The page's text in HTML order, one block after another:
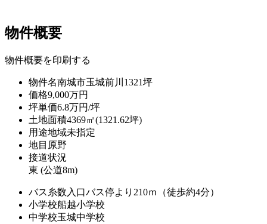
物件概要
物件概要を印刷する
物件名南城市玉城前川1321坪
価格9,000万円
坪単価6.8万円/坪
土地面積4369㎡(1321.62坪)
用途地域未指定
地目 原野
接道状況
東 (公道8m)
バス 糸数入口バス停より210ｍ（徒歩約4分）
小学校船越小学校
中学校玉城中学校